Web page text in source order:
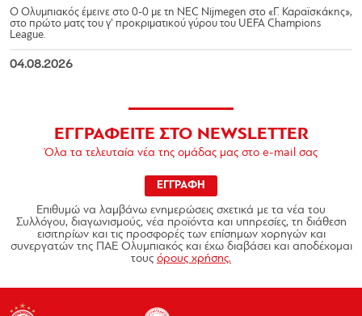
Ο Ολυμπιακός έμεινε στο 0-0 με τη NEC Nijmegen στο «Γ. Καραϊσκάκης»,
στο πρώτο ματς του γ’ προκριματικού γύρου του UEFA Champions
League.
04.08.2026
ΕΓΓΡΑΦΕΙΤΕ ΣΤΟ NEWSLETTER
Όλα τα τελευταία νέα της ομάδας μας στο e-mail σας
ΕΓΓΡΑΦΗ
Επιθυμώ να λαμβάνω ενημερώσεις σχετικά με τα νέα του
Συλλόγου, διαγωνισμούς, νέα προϊόντα και υπηρεσίες, τη διάθεση
εισιτηρίων και τις προσφορές των επίσημων χορηγών και
συνεργατών της ΠΑΕ Ολυμπιακός και έχω διαβάσει και αποδέχομαι
τους όρους χρήσης.